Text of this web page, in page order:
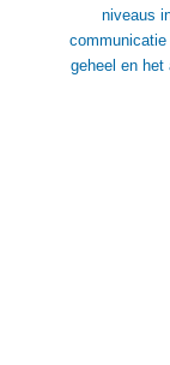
niveaus
geheel en het